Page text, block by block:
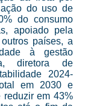
do uso de
do consumo
apoiado pela
países, a
à gestão
diretora de
2024-
em 2030 e
em 43%